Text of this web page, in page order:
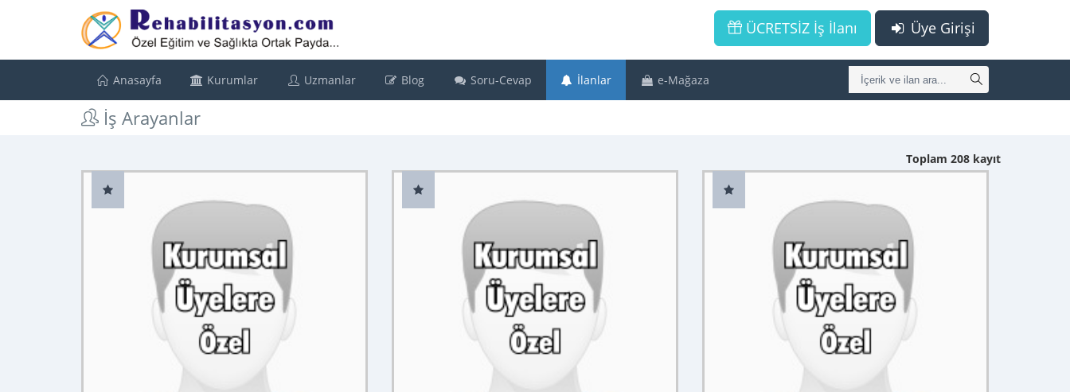
Üye Girişi
ÜCRETSİZ İş İlanı
Anasayfa Kurumlar Uzmanlar Blog Soru-Cevap İlanlar e-Mağaza
İş Arayanlar
Toplam 208 kayıt